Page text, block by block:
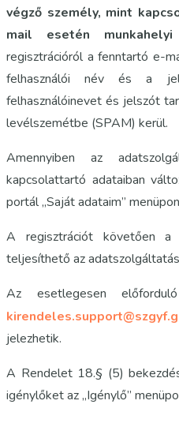
végző személy, mint
mail esetén
regisztrációról a fenntartó e-
felhasználói név és a
felhasználóinevet és jelszót
levélszemétbe (SPAM) kerül.
Amennyiben az
kapcsolattartó adataiban
portál „Saját adataim”
A regisztrációt követően
teljesíthető az
Az esetlegesen
jelezhetik.
A Rendelet 18.§ (5)
igénylőket az „Igénylő”